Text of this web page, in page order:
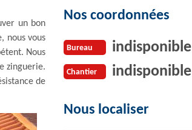
un bon
nous vous
Nous
zinguerie.
de
Nos coordonnées
Bureau indisponible
Chantier indisponible
Nous localiser